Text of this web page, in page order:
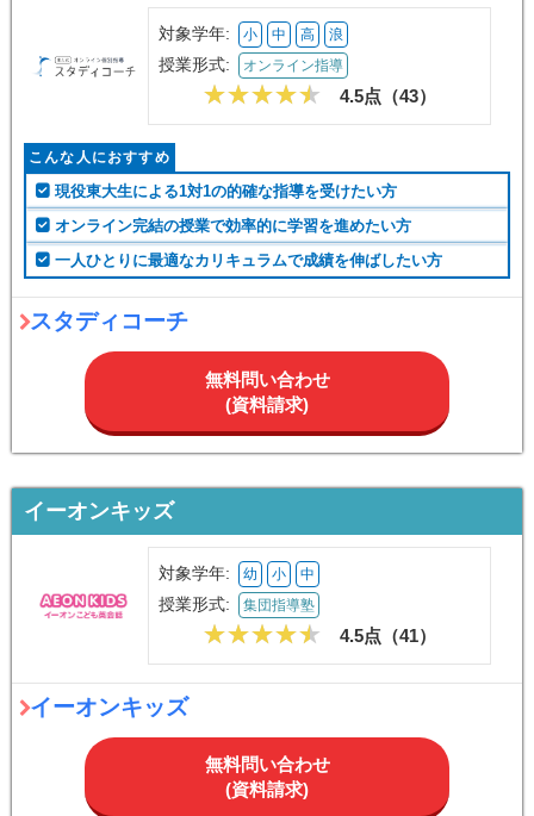
対象学年: 小 中 高 浪
授業形式: オンライン指導
4.5点（43）
こんな人におすすめ
現役東大生による1対1の的確な指導を受けたい方
オンライン完結の授業で効率的に学習を進めたい方
一人ひとりに最適なカリキュラムで成績を伸ばしたい方
スタディコーチ
無料問い合わせ
(資料請求)
イーオンキッズ
対象学年: 幼 小 中
授業形式: 集団指導塾
4.5点（41）
イーオンキッズ
無料問い合わせ
(資料請求)